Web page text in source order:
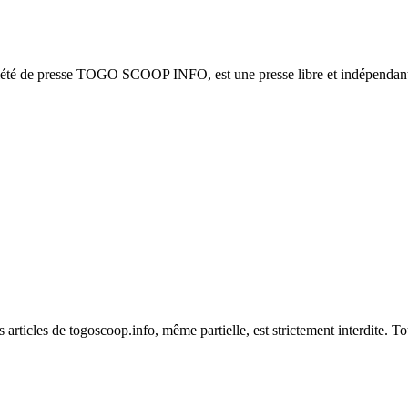
de presse TOGO SCOOP INFO, est une presse libre et
de togoscoop.info, même partielle, est strictement interdite.